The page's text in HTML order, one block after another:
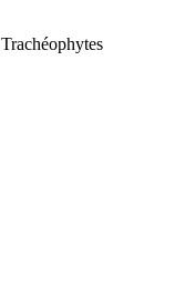
Trachéophytes